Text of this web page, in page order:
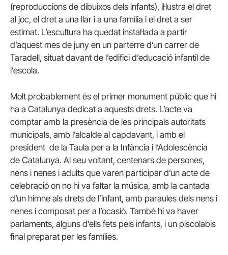
(reproduccions de dibuixos dels infants), il·lustra el dret
al joc, el dret a una llar i a una família i el dret a ser
estimat. L’escultura ha quedat instal·lada a partir
d’aquest mes de juny en un parterre d’un carrer de
Taradell, situat davant de l’edifici d’educació infantil de
l’escola.
Molt probablement és el primer monument públic que hi
ha a Catalunya dedicat a aquests drets. L’acte va
comptar amb la presència de les principals autoritats
municipals, amb l’alcalde al capdavant, i amb el
president de la Taula per a la Infància i l’Adolescència
de Catalunya. Al seu voltant, centenars de persones,
nens i nenes i adults que varen participar d’un acte de
celebració on no hi va faltar la música, amb la cantada
d’un himne als drets de l’infant, amb paraules dels nens i
nenes i composat per a l’ocasió. També hi va haver
parlaments, alguns d’ells fets pels infants, i un piscolabis
final preparat per les famílies.